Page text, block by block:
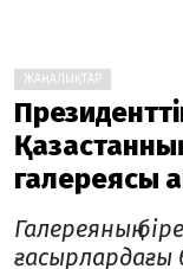
ЖАҢАЛЫҚТАР
галереясы
Галереяның
ғасырлардағы